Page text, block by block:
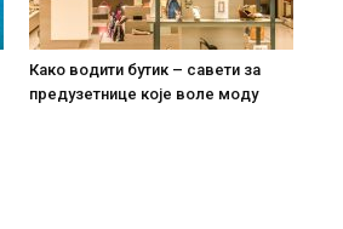
Како водити бутик – савети за
предузетнице које воле моду